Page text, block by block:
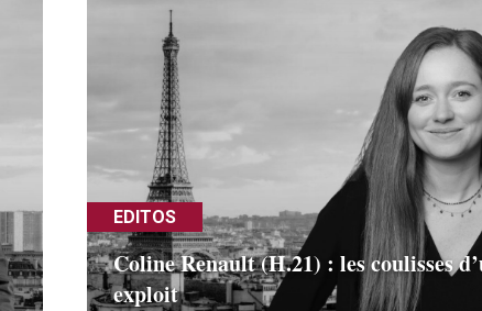
EDITOS
Coline Renault (H.21) : les coulisses
exploit